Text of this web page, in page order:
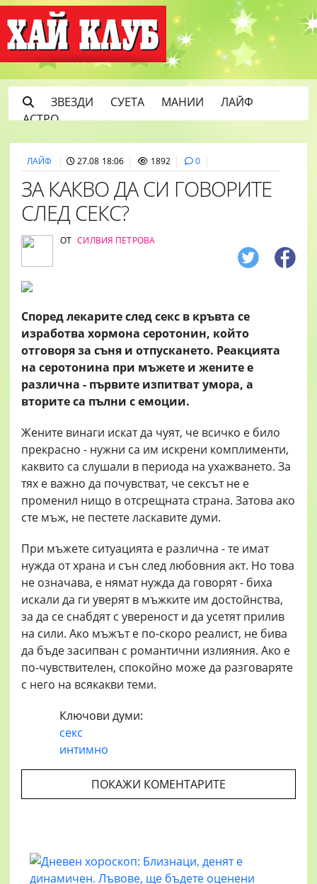
ЗВЕЗДИ СУЕТА МАНИИ
ЛАЙФ
АСТРО
ЛАЙФ 27.08 18:06 1892 0
ЗА КАКВО ДА СИ ГОВОРИТЕ
СЛЕД СЕКС?
ОТ СИЛВИЯ ПЕТРОВА
Според лекарите след секс в кръвта се
изработва хормона серотонин, който
отговоря за съня и отпускането. Реакцията
на серотонина при мъжете и жените е
различна - първите изпитват умора, а
вторите са пълни с емоции.
Жените винаги искат да чуят, че всичко е било
прекрасно - нужни са им искрени комплименти,
каквито са слушали в периода на ухажването. За
тях е важно да почувстват, че сексът не е
променил нищо в отсрещната страна. Затова ако
сте мъж, не пестете ласкавите думи.
При мъжете ситуацията е различна - те имат
нужда от храна и сън след любовния акт. Но това
не означава, е нямат нужда да говорят - биха
искали да ги уверят в мъжките им достойнства,
за да се снабдят с увереност и да усетят прилив
на сили. Ако мъжът е по-скоро реалист, не бива
да бъде засипван с романтични излияния. Ако е
по-чувствителен, спокойно може да разговаряте
с него на всякакви теми.
Ключови думи:
секс
интимно
ПОКАЖИ КОМЕНТАРИТЕ